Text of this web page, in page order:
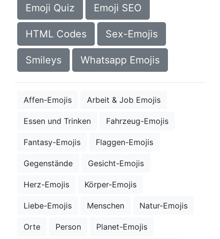
Emoji Quiz Emoji SEO
HTML Codes Sex-Emojis
Smileys Whatsapp Emojis
Affen-Emojis Arbeit & Job Emojis
Essen und Trinken Fahrzeug-Emojis
Fantasy-Emojis Flaggen-Emojis
Gegenstände Gesicht-Emojis
Herz-Emojis Körper-Emojis
Liebe-Emojis Menschen Natur-Emojis
Orte Person Planet-Emojis